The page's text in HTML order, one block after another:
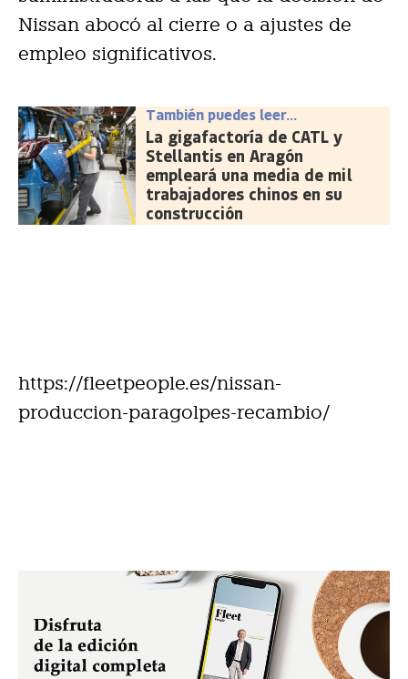
Nissan abocó al cierre o a ajustes de
empleo significativos.
También puedes leer...
La gigafactoría de CATL y
Stellantis en Aragón
empleará una media de mil
trabajadores chinos en su
construcción
https://fleetpeople.es/nissan-
produccion-paragolpes-recambio/